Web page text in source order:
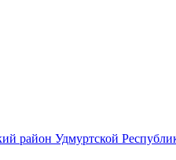
район Удмуртской